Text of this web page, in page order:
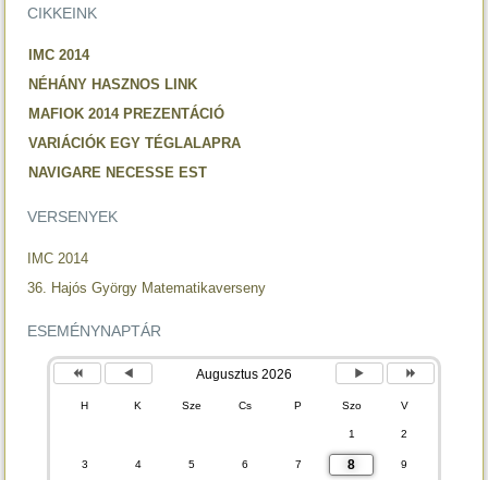
CIKKEINK
IMC 2014
NÉHÁNY HASZNOS LINK
MAFIOK 2014 PREZENTÁCIÓ
VARIÁCIÓK EGY TÉGLALAPRA
NAVIGARE NECESSE EST
VERSENYEK
IMC 2014
36. Hajós György Matematikaverseny
ESEMÉNYNAPTÁR
Augusztus 2026
H K Sze Cs P Szo V
1 2
3 4 5 6 7 8 9